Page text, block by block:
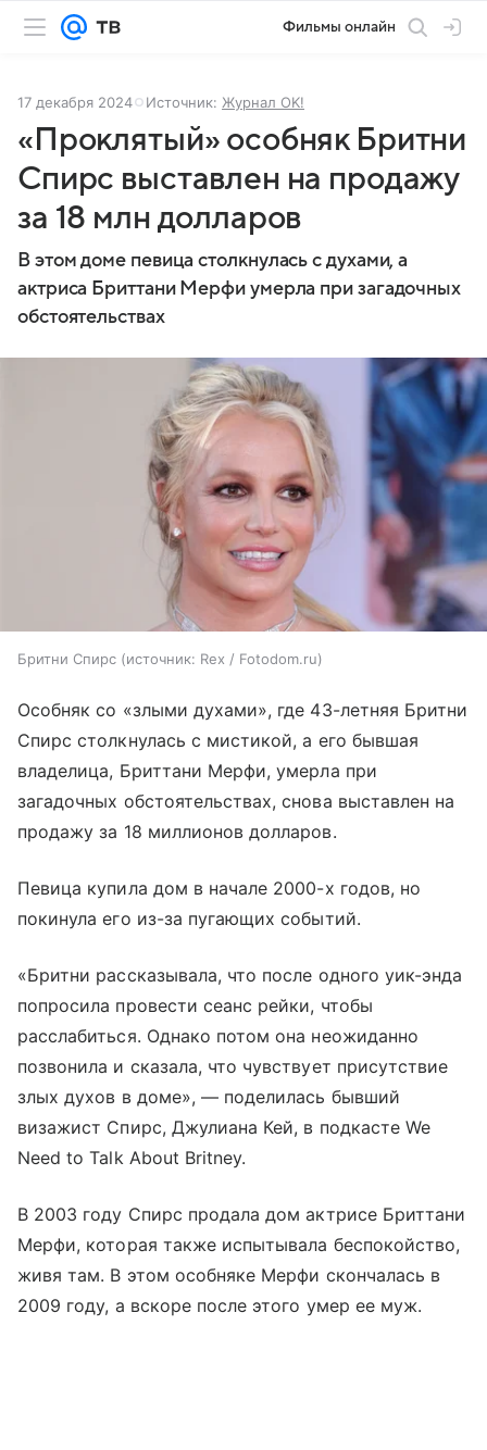
Фильмы онлайн
17 декабря 2024 Источник: Журнал OK!
«Проклятый» особняк Бритни
Спирс выставлен на продажу
за 18 млн долларов
В этом доме певица столкнулась с духами, а
актриса Бриттани Мерфи умерла при загадочных
обстоятельствах
Бритни Спирс источник: Rex / Fotodom.ru
Особняк со «злыми духами», где 43-летняя Бритни
Спирс столкнулась с мистикой, а его бывшая
владелица, Бриттани Мерфи, умерла при
загадочных обстоятельствах, снова выставлен на
продажу за 18 миллионов долларов.
Певица купила дом в начале 2000-х годов, но
покинула его из-за пугающих событий.
«Бритни рассказывала, что после одного уик-энда
попросила провести сеанс рейки, чтобы
расслабиться. Однако потом она неожиданно
позвонила и сказала, что чувствует присутствие
злых духов в доме», — поделилась бывший
визажист Спирс, Джулиана Кей, в подкасте We
Need to Talk About Britney.
В 2003 году Спирс продала дом актрисе Бриттани
Мерфи, которая также испытывала беспокойство,
живя там. В этом особняке Мерфи скончалась в
2009 году, а вскоре после этого умер ее муж.